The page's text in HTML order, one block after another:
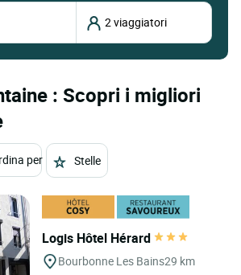
: Scopri i migliori
per Stelle
Logis Hôtel Hérard
Bourbonne Les Bains29 km